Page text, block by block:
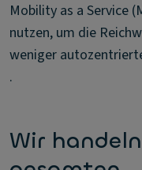
Mobility as a Service
nutzen, um die
weniger
.
Wir